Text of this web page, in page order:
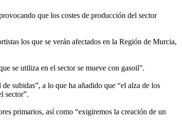
que los costes de producción del sector
los que se verán afectados en la Región de Murcia,
se utiliza en el sector se mueve con gasoil”.
subidas”, a lo que ha añadido que “el alza de los
sector”.
primarios, así como “exigiremos la creación de un